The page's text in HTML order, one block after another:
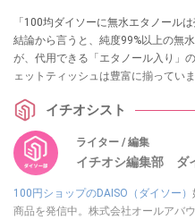
「100均ダイソーに無水エタノール
結論から言うと、純度99%以上の無
が、代用できる「エタノール入り」
ェットティッシュは豊富に揃ってい
イチオシスト
ライター / 編集
イチオシ編集部 ダ
100円ショップのDAISO（ダイソー）
商品を発信中。株式会社オールアバ